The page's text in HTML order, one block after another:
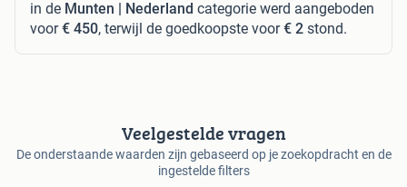
in de Munten | Nederland categorie werd aangeboden
voor€ 450, terwijl de goedkoopste voor€ 2 stond.
Veelgestelde vragen
De onderstaande waarden zijn gebaseerd op je zoekopdracht en de
ingestelde filters